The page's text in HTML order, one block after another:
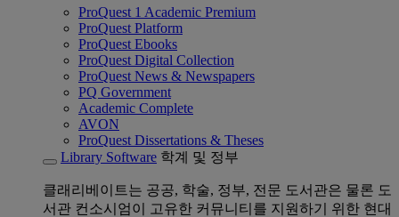
ProQuest 1 Academic Premium
ProQuest Platform
ProQuest Ebooks
ProQuest Digital Collection
ProQuest News & Newspapers
PQ Government
Academic Complete
AVON
ProQuest Dissertations & Theses
Library Software 학계 및 정부
클래리베이트는 공공, 학술, 정부, 전문 도서관은 물론 도
서관 컨소시엄이 고유한 커뮤니티를 지원하기 위한 현대